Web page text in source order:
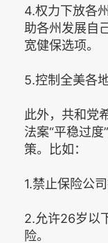
4.权力下放各
助各州发展自
宽健保选项。
5.控制全美各
此外，共和党
法案“平稳过
策。比如：
1.禁止保险公
2.允许26岁以
险。